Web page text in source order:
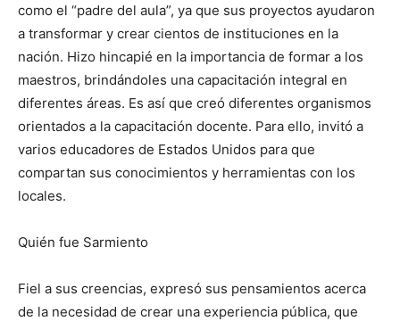
como el “padre del aula”, ya que sus proyectos ayudaron
a transformar y crear cientos de instituciones en la
nación. Hizo hincapié en la importancia de formar a los
maestros, brindándoles una capacitación integral en
diferentes áreas. Es así que creó diferentes organismos
orientados a la capacitación docente. Para ello, invitó a
varios educadores de Estados Unidos para que
compartan sus conocimientos y herramientas con los
locales.
Quién fue Sarmiento
Fiel a sus creencias, expresó sus pensamientos acerca
de la necesidad de crear una experiencia pública, que